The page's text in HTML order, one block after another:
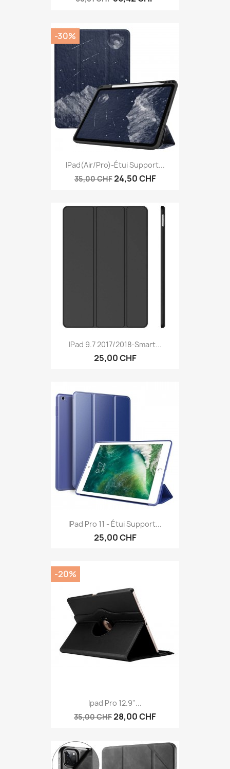
IPad(Air/Pro)-Étui Support...
35,00 CHF24,50 CHF
-30%
IPad 9.7 2017/2018-Smart...
25,00 CHF
IPad Pro 11 - Étui Support...
25,00 CHF
Ipad Pro 12.9''...
35,00 CHF28,00 CHF
-20%